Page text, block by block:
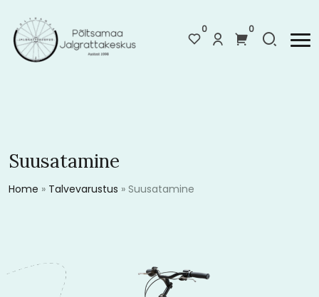
0 0
Suusatamine
Home » Talvevarustus » Suusatamine